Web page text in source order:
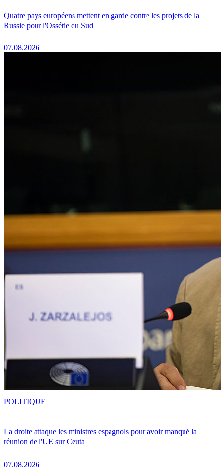
Quatre pays européens mettent en garde contre les projets de la
Russie pour l'Ossétie du Sud
07.08.2026
La droite attaque les ministres espagnols pour avoir manqué la
réunion de l'UE sur Ceuta
07.08.2026
POLITIQUE